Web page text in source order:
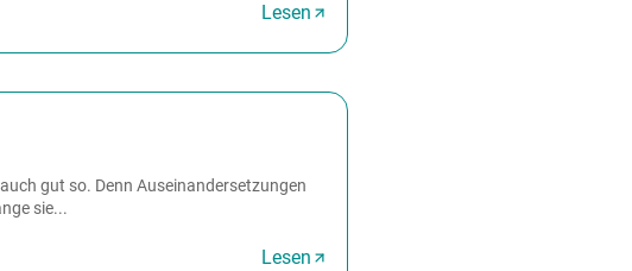
Lesen
gut so. Denn Auseinandersetzungen
sie...
Lesen